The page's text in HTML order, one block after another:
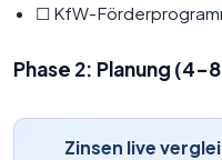
☐ KfW-
Phase 2: Planung
Zinsen live